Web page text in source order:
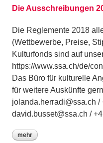
Die Ausschreibungen
Die Reglemente 2018
(Wettbewerbe, Preise,
Kulturfonds sind auf
https://www.ssa.ch/de/
Das Büro für kulturelle
für weitere Auskünfte
jolanda.herradi@ssa.ch /
david.busset@ssa.ch /
mehr